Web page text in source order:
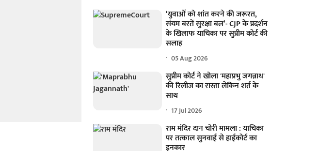
‘युवाओं को शांत करने की जरूरत,
संयम बरतें सुरक्षा बल’- CJP के प्रदर्शन
के खिलाफ याचिका पर सुप्रीम कोर्ट की
सलाह
05 Aug 2026
सुप्रीम कोर्ट ने खोला 'महाप्रभु जगन्नाथ'
की रिलीज का रास्ता लेकिन शर्त के
साथ
17 Jul 2026
राम मंदिर दान चोरी मामला : याचिका
पर तत्काल सुनवाई से हाईकोर्ट का
इनकार